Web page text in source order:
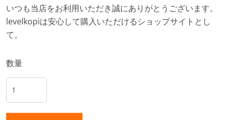
いつも当店をお利用いただき誠にありがとうございます。
levelkopiは安心して購入いただけるショップサイトとし
て。
数量